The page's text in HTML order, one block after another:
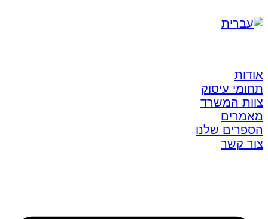
אודות
תחומי עיסוק
צוות המשרד
מאמרים
הספרים שלנו
צור קשר